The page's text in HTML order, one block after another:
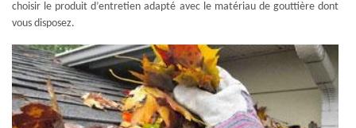
choisir le produit d’entretien adapté avec le matériau de gouttière dont
vous disposez.